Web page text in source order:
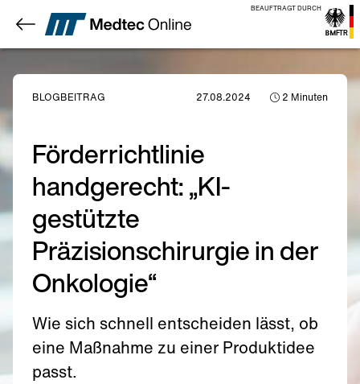
BEAUFTRAGT DURCH
BLOGBEITRAG 27.08.2024 2 Minuten
Förderrichtlinie
handgerecht: „KI-
gestützte
Präzisionschirurgie in der
Onkologie“
Wie sich schnell entscheiden lässt, ob
eine Maßnahme zu einer Produktidee
passt.